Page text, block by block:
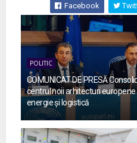
Facebook
POLITIC
COMUNICAT DE PRESĂ
centrul noii arhitecturi
energie și logistică